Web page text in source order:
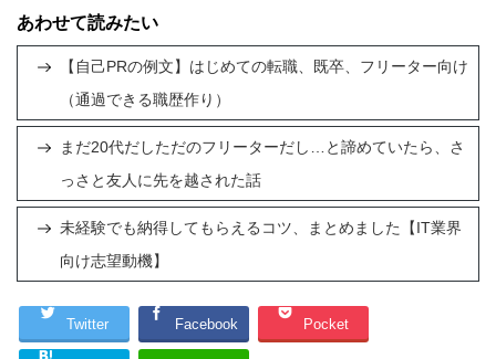
あわせて読みたい
【自己PRの例文】はじめての転職、既卒、フリーター向け
（通過できる職歴作り）
まだ20代だしただのフリーターだし…と諦めていたら、さ
っさと友人に先を越された話
未経験でも納得してもらえるコツ、まとめました【IT業界
向け志望動機】
Twitter Facebook Pocket